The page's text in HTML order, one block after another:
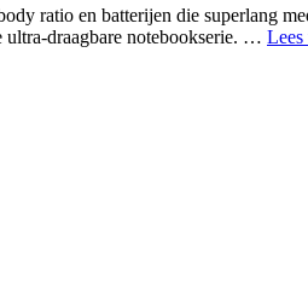
ratio en batterijen die superlang
draagbare notebookserie. … Lees